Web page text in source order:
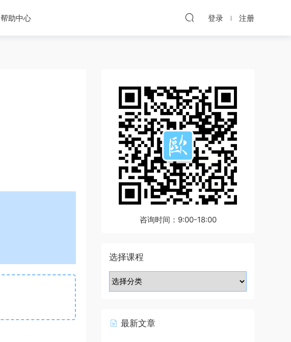
帮助中心 登录 注册
咨询时间：9:00-18:00
选择课程
最新文章